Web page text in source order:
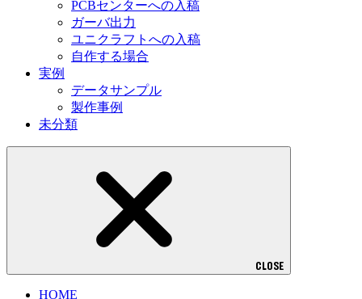
PCBセンターへの入稿
ガーバ出力
ユニクラフトへの入稿
自作する場合
実例
データサンプル
製作事例
未分類
CLOSE
HOME